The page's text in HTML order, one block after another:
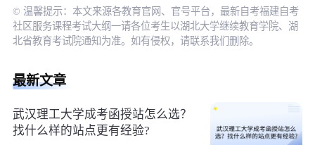
© 温馨提示：本文来源各教育官网、官号平台，最新自考福建自考
社区服务课程考试大纲一请各位考生以湖北大学继续教育学院、湖
北省教育考试院通知为准。如有侵权，请联系我们删除。
最新文章
武汉理工大学成考函授站怎么选？
找什么样的站点更有经验?